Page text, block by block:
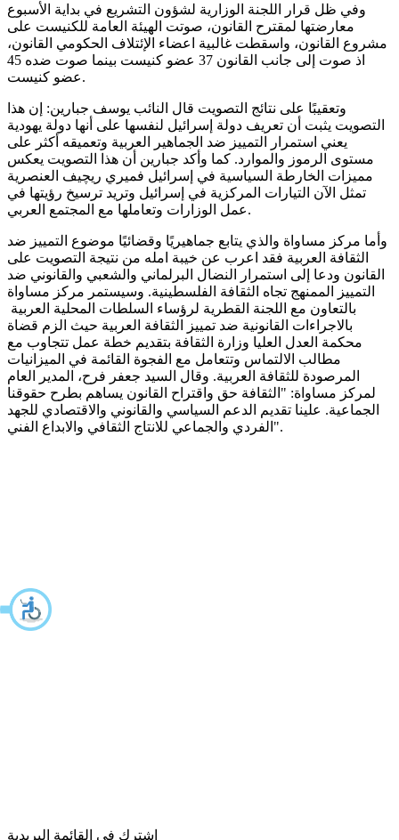
وفي ظل قرار اللجنة الوزارية لشؤون التشريع في بداية الأسبوع
معارضتها لمقترح القانون، صوتت الهيئة العامة للكنيست على
مشروع القانون، واسقطت غالبية اعضاء الإئتلاف الحكومي القانون،
اذ صوت إلى جانب القانون 37 عضو كنيست بينما صوت ضده 45
عضو كنيست.
وتعقيبًا على نتائج التصويت قال النائب يوسف جبارين: إن هذا
التصويت يثبت أن تعريف دولة إسرائيل لنفسها على أنها دولة يهودية
يعني استمرار التمييز ضد الجماهير العربية وتعميقه أكثر على
مستوى الرموز والموارد. كما وأكد جبارين أن هذا التصويت يعكس
مميزات الخارطة السياسية في إسرائيل فميري ريچيف العنصرية
تمثل الآن التيارات المركزية في إسرائيل وتريد ترسيخ رؤيتها في
عمل الوزارات وتعاملها مع المجتمع العربي.
وأما مركز مساواة والذي يتابع جماهيريًا وقضائيًا موضوع التمييز ضد
الثقافة العربية فقد اعرب عن خيبة امله من نتيجة التصويت على
القانون ودعا إلى استمرار النضال البرلماني والشعبي والقانوني ضد
التمييز الممنهج تجاه الثقافة الفلسطينية. وسيستمر مركز مساواة
بالتعاون مع اللجنة القطرية لرؤساء السلطات المحلية العربية
باﻻجراءات القانونية ضد تمييز الثقافة العربية حيث الزم قضاة
محكمة العدل العليا وزارة الثقافة بتقديم خطة عمل تتجاوب مع
مطالب اﻻلتماس وتتعامل مع الفجوة القائمة في الميزانيات
المرصودة للثقافة العربية. وقال السيد جعفر فرح، المدير العام
لمركز مساواة: "الثقافة حق واقتراح القانون يساهم بطرح حقوقنا
الجماعية. علينا تقديم الدعم السياسي والقانوني واﻻقتصادي للجهد
الفردي والجماعي للانتاج الثقافي واﻻبداع الفني".
اشترك في القائمة البريدية